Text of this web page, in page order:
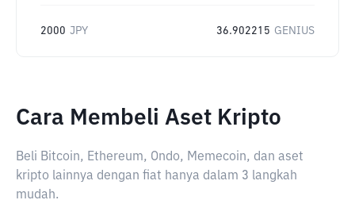
2000 JPY 36.902215 GENIUS
Cara Membeli Aset Kripto
Beli Bitcoin, Ethereum, Ondo, Memecoin, dan aset
kripto lainnya dengan fiat hanya dalam 3 langkah
mudah.